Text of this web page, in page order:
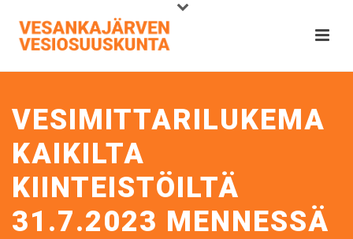
VESIMITTARILUKEMA
KAIKILTA
KIINTEISTÖILTÄ
31.7.2023 MENNESSÄ